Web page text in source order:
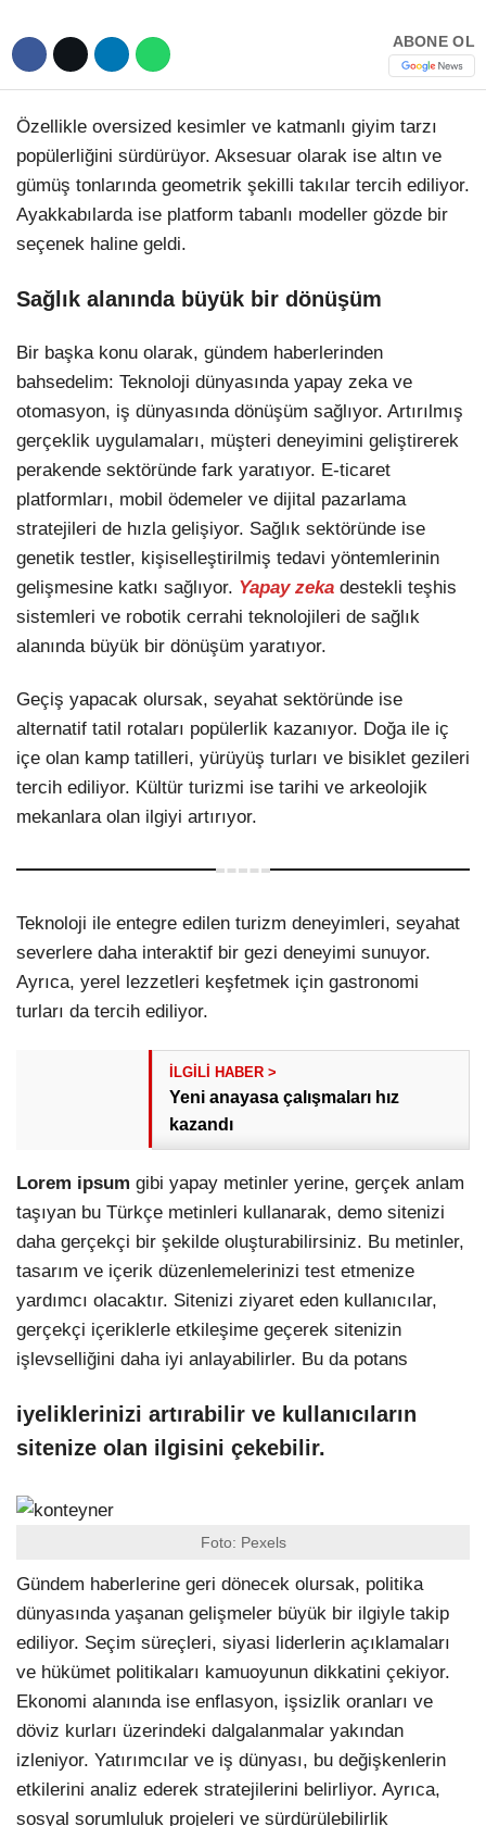
ABONE OL
Özellikle oversized kesimler ve katmanlı giyim tarzı
popülerliğini sürdürüyor. Aksesuar olarak ise altın ve
gümüş tonlarında geometrik şekilli takılar tercih ediliyor.
Ayakkabılarda ise platform tabanlı modeller gözde bir
seçenek haline geldi.
Sağlık alanında büyük bir dönüşüm
Bir başka konu olarak, gündem haberlerinden
bahsedelim: Teknoloji dünyasında yapay zeka ve
otomasyon, iş dünyasında dönüşüm sağlıyor. Artırılmış
gerçeklik uygulamaları, müşteri deneyimini geliştirerek
perakende sektöründe fark yaratıyor. E-ticaret
platformları, mobil ödemeler ve dijital pazarlama
stratejileri de hızla gelişiyor. Sağlık sektöründe ise
genetik testler, kişiselleştirilmiş tedavi yöntemlerinin
gelişmesine katkı sağlıyor. Yapay zeka destekli teşhis
sistemleri ve robotik cerrahi teknolojileri de sağlık
alanında büyük bir dönüşüm yaratıyor.
Geçiş yapacak olursak, seyahat sektöründe ise
alternatif tatil rotaları popülerlik kazanıyor. Doğa ile iç
içe olan kamp tatilleri, yürüyüş turları ve bisiklet gezileri
tercih ediliyor. Kültür turizmi ise tarihi ve arkeolojik
mekanlara olan ilgiyi artırıyor.
Teknoloji ile entegre edilen turizm deneyimleri, seyahat
severlere daha interaktif bir gezi deneyimi sunuyor.
Ayrıca, yerel lezzetleri keşfetmek için gastronomi
turları da tercih ediliyor.
Yeni anayasa çalışmaları hız
kazandı
Lorem ipsum gibi yapay metinler yerine, gerçek anlam
taşıyan bu Türkçe metinleri kullanarak, demo sitenizi
daha gerçekçi bir şekilde oluşturabilirsiniz. Bu metinler,
tasarım ve içerik düzenlemelerinizi test etmenize
yardımcı olacaktır. Sitenizi ziyaret eden kullanıcılar,
gerçekçi içeriklerle etkileşime geçerek sitenizin
işlevselliğini daha iyi anlayabilirler. Bu da potans
iyeliklerinizi artırabilir ve kullanıcıların
sitenize olan ilgisini çekebilir.
Foto: Pexels
Gündem haberlerine geri dönecek olursak, politika
dünyasında yaşanan gelişmeler büyük bir ilgiyle takip
ediliyor. Seçim süreçleri, siyasi liderlerin açıklamaları
ve hükümet politikaları kamuoyunun dikkatini çekiyor.
Ekonomi alanında ise enflasyon, işsizlik oranları ve
döviz kurları üzerindeki dalgalanmalar yakından
izleniyor. Yatırımcılar ve iş dünyası, bu değişkenlerin
etkilerini analiz ederek stratejilerini belirliyor. Ayrıca,
sosyal sorumluluk projeleri ve sürdürülebilirlik